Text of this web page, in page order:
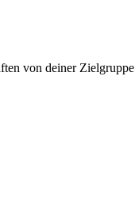
von deiner Zielgruppe